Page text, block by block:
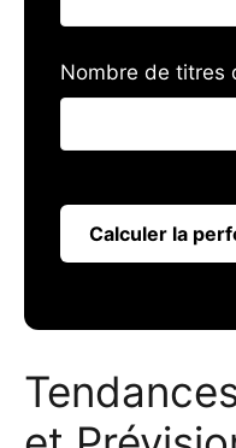
Nombre de titres
Calculer la